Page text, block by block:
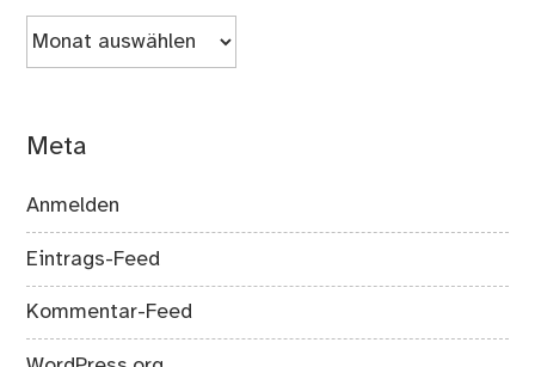
Archiv
Meta
Anmelden
Eintrags-Feed
Kommentar-Feed